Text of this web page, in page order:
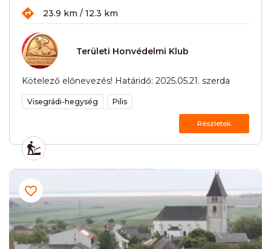
23.9 km / 12.3 km
Területi Honvédelmi Klub
Kötelező előnevezés! Határidő: 2025.05.21. szerda
Visegrádi-hegység Pilis
Részletek